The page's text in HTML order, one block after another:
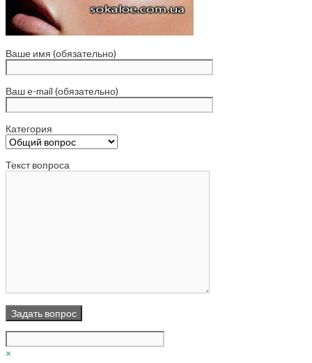
Ваше имя (обязательно)
Ваш e-mail (обязательно)
Категория
Текст вопроса
×